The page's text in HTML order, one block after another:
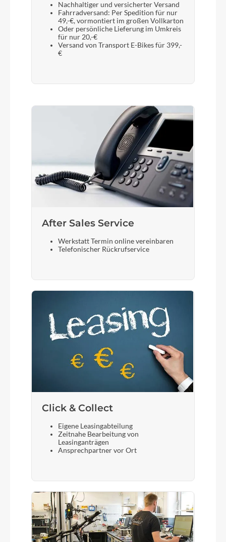
Nachhaltiger und versicherter Versand
Fahrradversand: Per Spedition für nur
49,-€, vormontiert im großen Vollkarton
Oder persönliche Lieferung im Umkreis
für nur 20,-€
Versand von Transport E-Bikes für 399,-
€
After Sales Service
Werkstatt Termin online vereinbaren
Telefonischer Rückrufservice
Click & Collect
Eigene Leasingabteilung
Zeitnahe Bearbeitung von
Leasinganträgen
Ansprechpartner vor Ort